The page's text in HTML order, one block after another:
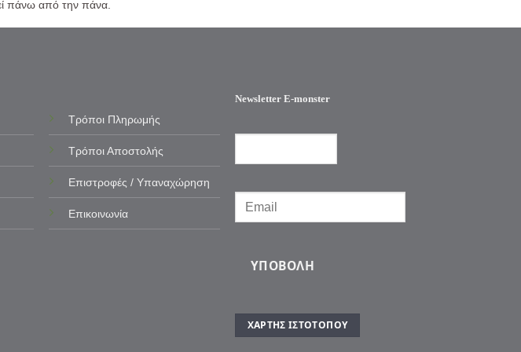
πάνω από την πάνα.
Τρόποι Πληρωμής
Τρόποι Αποστολής
Επιστροφές / Υπαναχώρηση
Επικοινωνία
Newsletter E-monster
ΥΠΟΒΟΛΉ
ΧΆΡΤΗΣ ΙΣΤΌΤΟΠΟΥ